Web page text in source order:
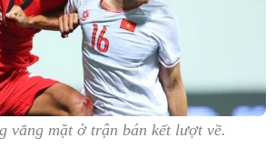
vắng mặt ở trận bán kết lượt về.